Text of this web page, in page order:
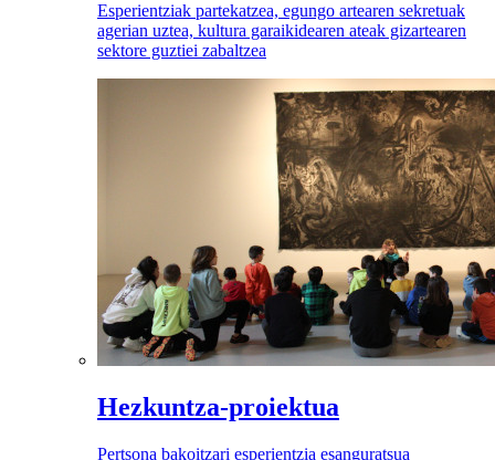
Esperientziak partekatzea, egungo artearen sekretuak
agerian uztea, kultura garaikidearen ateak gizartearen
sektore guztiei zabaltzea
Hezkuntza-proiektua
Pertsona bakoitzari esperientzia esanguratsua